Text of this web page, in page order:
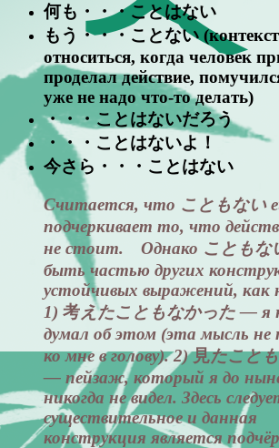
何も・・・ことはない
もう・・・ことない
относиться, когда человек
проделал действие,
уже не надо что-то делать)
・・・ことはないだろう
・・・ことはないよ！
今さら・・・ことはない
Считается, что こともない
подчеркивает то, что
не стоит. Однако ことも
быть частью других
устойчивых выражений, как
1) 考えたこともなかった — я
думал об этом (эта мысль не
ко мне в голову). 2)見たこと
— пейзаж, который я до
никогда не видел. Здесь
существительное и данная
конструкция является